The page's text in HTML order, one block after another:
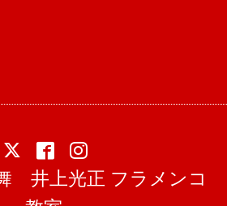
井上光正 フラメンコ